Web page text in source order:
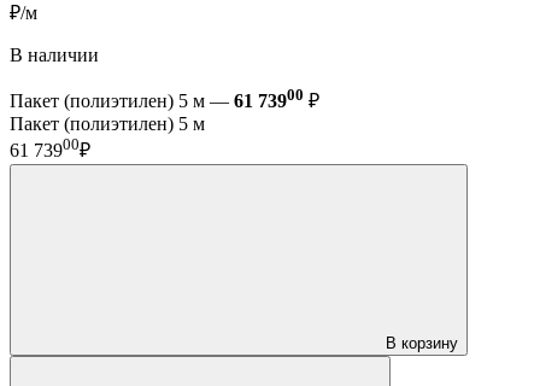
₽/м
В наличии
Пакет (полиэтилен) 5 м — 61 73900 ₽
Пакет (полиэтилен) 5 м
61 73900₽
В корзину